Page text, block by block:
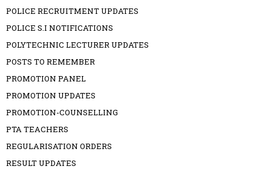
POLICE RECRUITMENT UPDATES
POLICE S.I NOTIFICATIONS
POLYTECHNIC LECTURER UPDATES
POSTS TO REMEMBER
PROMOTION PANEL
PROMOTION UPDATES
PROMOTION-COUNSELLING
PTA TEACHERS
REGULARISATION ORDERS
RESULT UPDATES